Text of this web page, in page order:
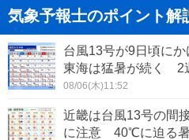
気象予報士のポイント解
台風13号が9日頃に
東海は猛暑が続く 2
08/06(木)11:52
近畿は台風13号の間
に注意 40℃に迫る暑